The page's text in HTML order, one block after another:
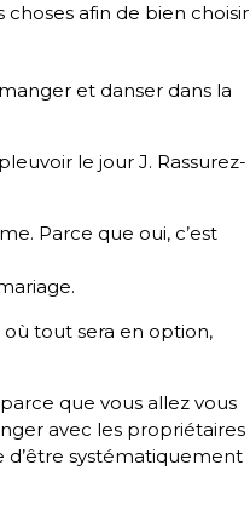
afin de bien choisir
et danser dans la
le jour J. Rassurez-
Parce que oui, c’est
où tout sera en option,
que vous allez vous
avec les propriétaires
d’être systématiquement